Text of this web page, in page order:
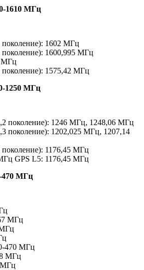
1610 МГц
1602 МГц
1600,995 МГц
МГц
1575,42 МГц
1250 МГц
поколение): 1246 МГц, 1248,06 МГц
1202,025 МГц, 1207,14
1176,45 МГц
GPS L5: 1176,45 МГц
470 МГц
МГц
470 МГц
МГц
МГц